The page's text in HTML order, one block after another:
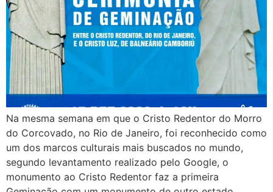
Na mesma semana em que o Cristo Redentor do Morro
do Corcovado, no Rio de Janeiro, foi reconhecido como
um dos marcos culturais mais buscados no mundo,
segundo levantamento realizado pelo Google, o
monumento ao Cristo Redentor faz a primeira